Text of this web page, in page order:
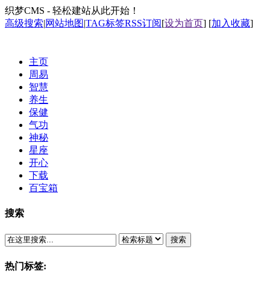
织梦CMS - 轻松建站从此开始！
高级搜索|网站地图|TAG标签RSS订阅[设为首页] [加入收藏]
主页
周易
智慧
养生
保健
气功
神秘
星座
开心
下载
百宝箱
搜索
搜索
热门标签: